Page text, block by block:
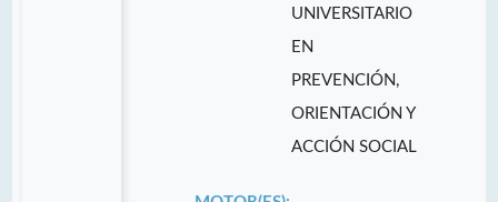
UNIVERSITARIO
EN
PREVENCIÓN,
ORIENTACIÓN Y
ACCIÓN SOCIAL